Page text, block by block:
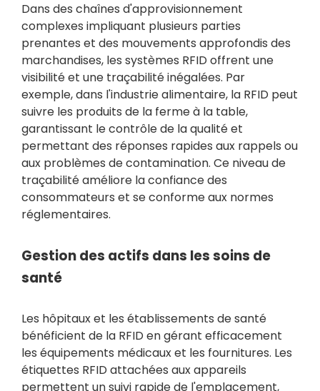
Dans des chaînes d'approvisionnement
complexes impliquant plusieurs parties
prenantes et des mouvements approfondis des
marchandises, les systèmes RFID offrent une
visibilité et une traçabilité inégalées. Par
exemple, dans l'industrie alimentaire, la RFID peut
suivre les produits de la ferme à la table,
garantissant le contrôle de la qualité et
permettant des réponses rapides aux rappels ou
aux problèmes de contamination. Ce niveau de
traçabilité améliore la confiance des
consommateurs et se conforme aux normes
réglementaires.
Gestion des actifs dans les soins de
santé
Les hôpitaux et les établissements de santé
bénéficient de la RFID en gérant efficacement
les équipements médicaux et les fournitures. Les
étiquettes RFID attachées aux appareils
permettent un suivi rapide de l'emplacement,